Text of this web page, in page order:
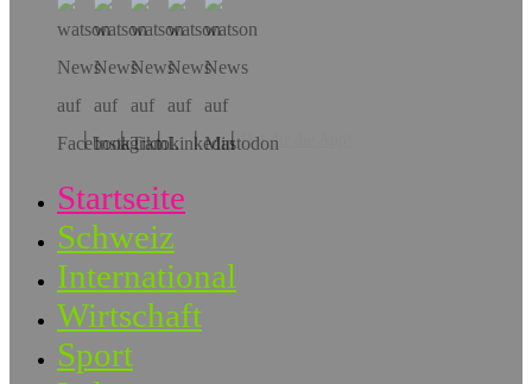
Hol dir die App!
Startseite
Schweiz
International
Wirtschaft
Sport